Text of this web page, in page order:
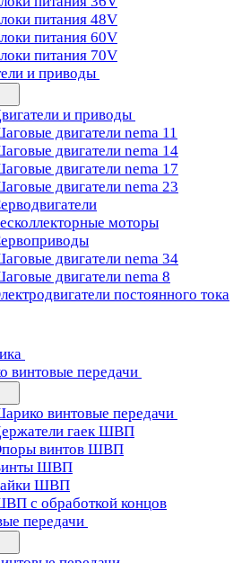
питания 48V
питания 60V
питания 70V
и приводы
и приводы
двигатели nema 11
двигатели nema 14
двигатели nema 17
двигатели nema 23
моторы
двигатели nema 34
двигатели nema 8
постоянного тока
винтовые передачи
винтовые передачи
гаек ШВП
винтов ШВП
ШВП
ШВП
с обработкой концов
передачи